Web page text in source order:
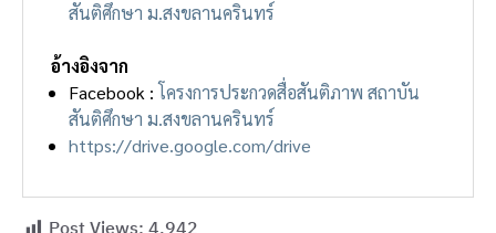
สันติศึกษา ม.สงขลานครินทร์
อ้างอิงจาก
Facebook : โครงการประกวดสื่อสันติภาพ สถาบัน
สันติศึกษา ม.สงขลานครินทร์
https://drive.google.com/drive